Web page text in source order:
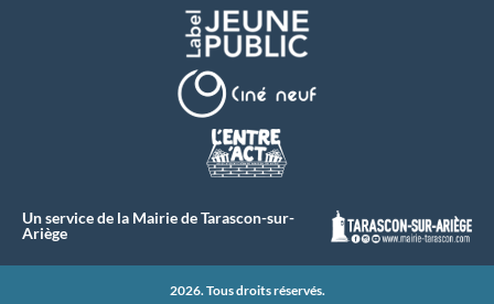
Un service de la Mairie de Tarascon-sur-
Ariège
2026. Tous droits réservés.